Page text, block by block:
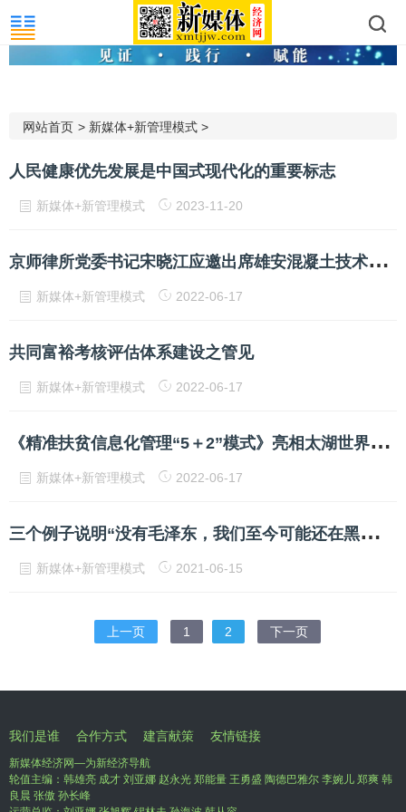
网站首页 > 新媒体+新管理模式 >
人民健康优先发展是中国式现代化的重要标志
新媒体+新管理模式 2023-11-20
京
师律所党委书记宋晓江应邀出席雄安混凝土技术创新论坛作报告
新媒体+新管理模式 2022-06-17
共同富裕考核评估体系建设之管见
新媒体+新管理模式 2022-06-17
《
精准扶贫信息化管理“5＋2”模式》亮相太湖世界文化论坛
新媒体+新管理模式 2022-06-17
三
个例子说明“没有毛泽东，我们至今可能还在黑暗中徘徊”
新媒体+新管理模式 2021-06-15
上一页 1 2 下一页
我们是谁 合作方式 建言献策 友情链接
新媒体经济网—为新经济导航
轮值主编：韩雄亮 成才 刘亚娜 赵永光 郑能量 王勇盛 陶德巴雅尔 李婉儿 郑爽 韩
良晨 张傲 孙长峰